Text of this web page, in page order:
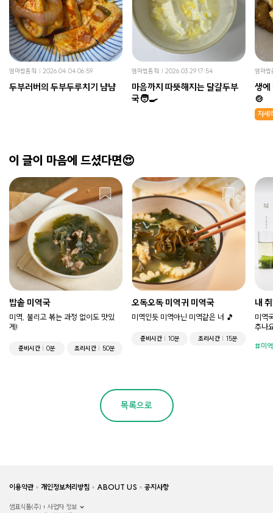
엄마밥좀줘 2026.04.04 06:59
두부러버의 두부두루치기 냠냠
엄마밥좀줘 2026.03.29 17:54
마음까지 따뜻해지는 달걀두부
국🧑‍🍳
엄마밥
생에
🍲
자세
이 글이 마음에 드셨다면😍
밥솥 미역국
미역, 불리고 볶는 과정 없이도 맛있
게!
준비시간 0분 조리시간 50분
오독오독 미역귀 미역국
미역인듯 미역아닌 미역같은 너 🎵
준비시간 10분 조리시간 15분
내
미역
추나
미
목록으로
이용약관 개인정보처리방침 ABOUT US 공지사항
샘표식품(주)
사업자 정보